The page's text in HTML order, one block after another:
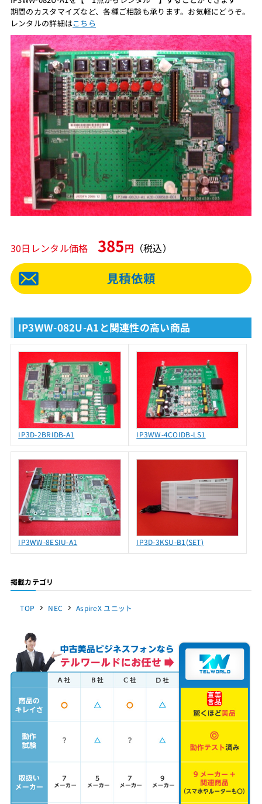
期間のカスタマイズなど、各種ご相談も承ります。お気軽にどうぞ。
レンタルの詳細はこちら
30日レンタル価格 385円 （税込）
IP3WW-082U-A1と関連性の高い商品
IP3D-2BRIDB-A1 IP3WW-4COIDB-LS1
IP3WW-8ESIU-A1 IP3D-3KSU-B1(SET)
掲載カテゴリ
TOP NEC AspireX ユニット